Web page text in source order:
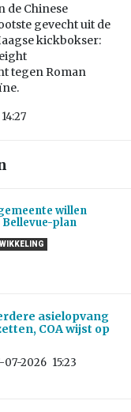
de Chinese
gevecht uit de
kickbokser:
tegen Roman
14:27
willen
plan
asielopvang
COA wijst op
07-2026 15:23